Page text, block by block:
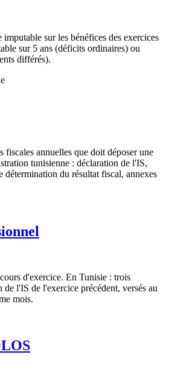
sur les bénéfices des exercices
sur 5 ans (déficits ordinaires) ou
différés).
fiscales annuelles que doit déposer une
tunisienne : déclaration de l'IS,
détermination du résultat fiscal, annexes
d'exercice. En Tunisie : trois
de l'IS de l'exercice précédent, versés au
mois.